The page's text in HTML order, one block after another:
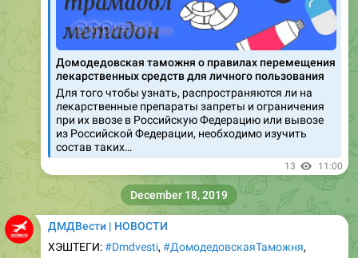
Домодедовская таможня о правилах перемещения
лекарственных средств для личного пользования
Для того чтобы узнать, распространяются ли на
лекарственные препараты запреты и ограничения
при их ввозе в Российскую Федерацию или вывозе
из Российской Федерации, необходимо изучить
состав таких…
13
ДМДВести | НОВОСТИ
ХЭШТЕГИ:#Dmdvesti,#ДомодедовскаяТаможня,
#Домодедовскаятаможня
#Контрабанда,#Новостидомодедово
December 18, 2019